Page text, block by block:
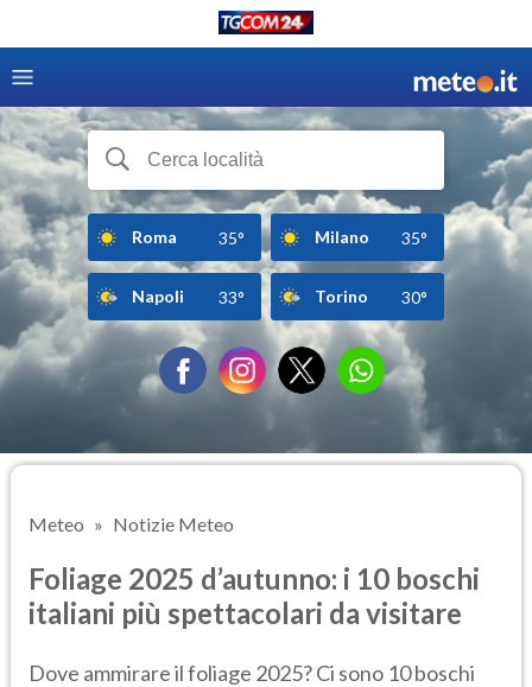
Roma 35° Milano 35°
Napoli 33° Torino 30°
Meteo Notizie Meteo
Foliage 2025 d’autunno: i 10 boschi
italiani più spettacolari da visitare
Dove ammirare il foliage 2025? Ci sono 10 boschi